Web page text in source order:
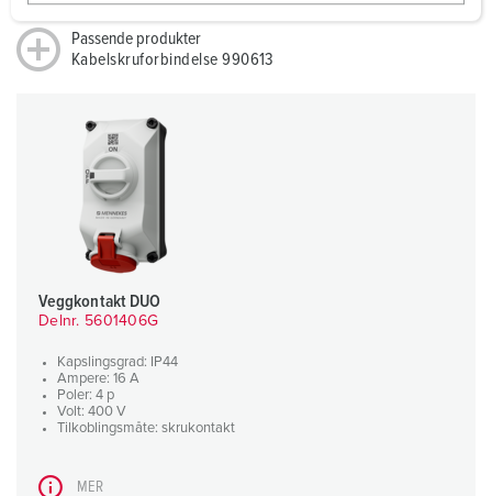
a
h
Passende produkter
Kabelskruforbindelse 990613
Veggkontakt DUO
Delnr. 5601406G
Kapslingsgrad: IP44
Ampere: 16 A
Poler: 4 p
Volt: 400 V
Tilkoblingsmåte: skrukontakt
MER